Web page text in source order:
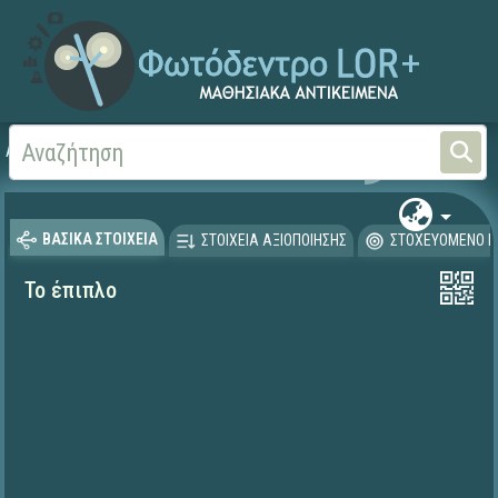
Αρχική
ΒΑΣΙΚΑ ΣΤΟΙΧΕΙΑ ΣΤΟΙΧΕΙΑ ΑΞΙΟΠΟΙΗΣΗΣ ΣΤΟΧΕΥΟΜΕΝΟ
Το έπιπλο